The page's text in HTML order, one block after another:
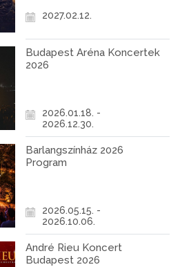
2027.02.12.
Budapest Aréna Koncertek
2026
2026.01.18. -
2026.12.30.
Barlangszínház 2026
Program
2026.05.15. -
2026.10.06.
André Rieu Koncert
Budapest 2026